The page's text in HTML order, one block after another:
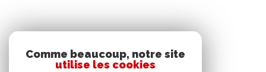
Comme beaucoup, notre site
utilise les cookies